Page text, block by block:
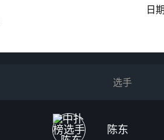
日
选手
陈东